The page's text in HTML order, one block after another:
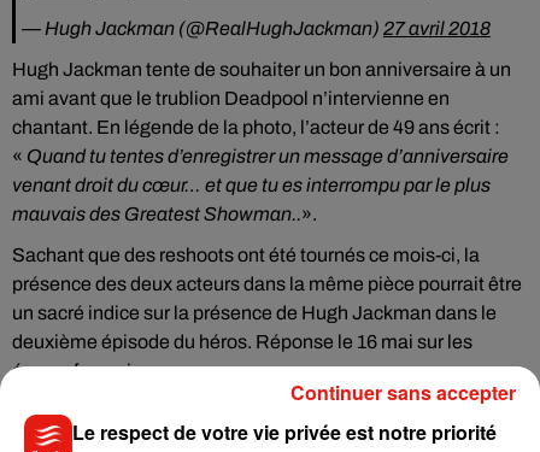
— Hugh Jackman (@RealHughJackman) 27 avril 2018
Hugh Jackman tente de souhaiter un bon anniversaire à un
ami avant que le trublion Deadpool n’intervienne en
chantant. En légende de la photo, l’acteur de 49 ans écrit :
« Quand tu tentes d’enregistrer un message d’anniversaire
venant droit du cœur… et que tu es interrompu par le plus
mauvais des Greatest Showman..».
Sachant que des reshoots ont été tournés ce mois-ci, la
présence des deux acteurs dans la même pièce pourrait être
un sacré indice sur la présence de Hugh Jackman dans le
deuxième épisode du héros. Réponse le 16 mai sur les
écrans français.
Le respect de votre vie privée est notre priorité
Continuer sans accepter